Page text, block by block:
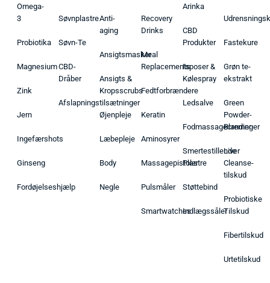
Omega-
3
Probiotika
Magnesium
Zink
Jern
Ingefærshots
Ginseng
Fordøjelseshjælp
Søvnplastre
Søvn-Te
CBD-
Dråber
Afslapningstilsætninger
Anti-
aging
Ansigtsmasker
Ansigts &
Kropsscrubs
Øjenpleje
Læbepleje
Body
Negle
Recovery
Drinks
Meal
Replacements
Fedtforbrændere
Keratin
Aminosyrer
Massagepistoler
Pulsmåler
Smartwatches
Arinka
CBD
Produkter
Isposer &
Kølespray
Ledsalve
Fodmassagecremer
Smertestillende
Plastre
Støttebind
Indlægssåler
Fastekure
Grøn te-
ekstrakt
Green
Powder-
Blandinger
Liver
Cleanse-
tilskud
Probiotiske
Tilskud
Fibertilskud
Urtetilskud